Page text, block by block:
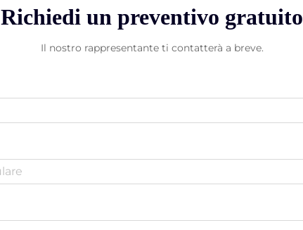
Richiedi un preventivo gratuito
Il nostro rappresentante ti contatterà a breve.